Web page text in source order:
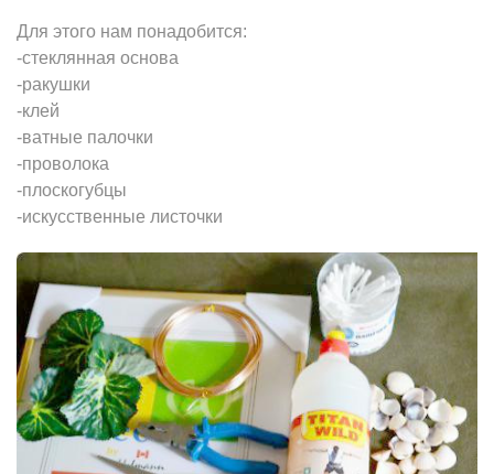
Для этого нам понадобится:
-стеклянная основа
-ракушки
-клей
-ватные палочки
-проволока
-плоскогубцы
-искусственные листочки